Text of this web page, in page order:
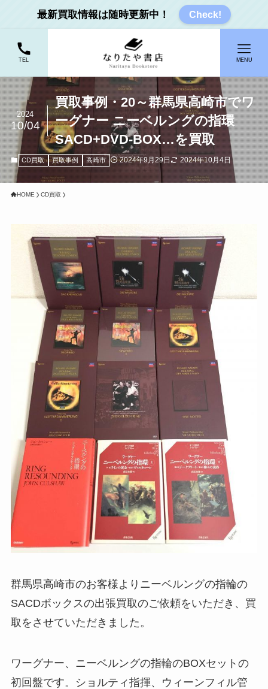
最新買取情報は随時更新中！ Check!
TEL MENU
買取事例・20～群馬県高崎市でワ
ーグナー ニーベルングの指環
SACD+DVD-BOX…を買取
2024
10/04
CD買取 買取事例 高崎市 2024年9月29日 2024年10月4日
HOME CD買取
群馬県高崎市のお客様よりニーベルングの指輪の
SACDボックスの出張買取のご依頼をいただき、買
取をさせていただきました。
ワーグナー、ニーベルングの指輪のBOXセットの
初回盤です。ショルティ指揮、ウィーンフィル管